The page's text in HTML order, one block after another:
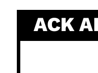
content
ACK